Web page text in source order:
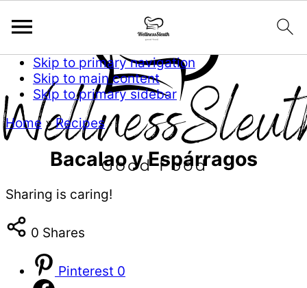
Skip to primary navigation
Skip to main content
Skip to primary sidebar
Home »Recipes
Bacalao y Espárragos
Sharing is caring!
0 Shares
Pinterest 0